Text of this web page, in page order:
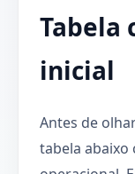
Tabela
inicial
Antes de
tabela abaixo